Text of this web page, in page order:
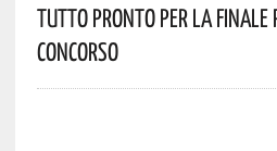
Tutto Pronto Per La Finale
Concorso